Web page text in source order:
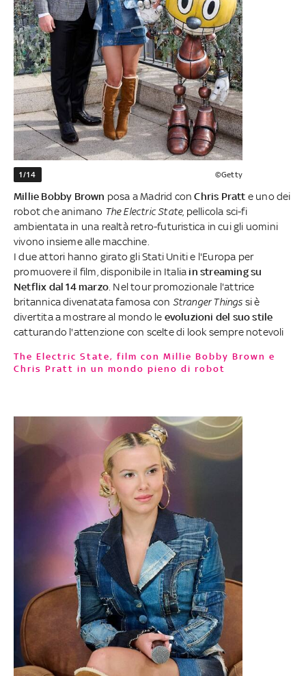
1/14 ©Getty
Millie Bobby Brown posa a Madrid conChris Pratt e uno dei
robot che animano The Electric State, pellicola sci-fi
ambientata in una realtà retro-futuristica in cui gli uomini
vivono insieme alle macchine.
I due attori hanno girato gli Stati Uniti e l'Europa per
promuovere il film, disponibile in Italia in streaming su
Netflix dal 14 marzo . Nel tour promozionale l'attrice
britannica divenatata famosa con Stranger Things si è
divertita a mostrare al mondo le evoluzioni del suo stile
catturando l'attenzione con scelte di look sempre notevoli
The Electric State, film con Millie Bobby Brown e
Chris Pratt in un mondo pieno di robot